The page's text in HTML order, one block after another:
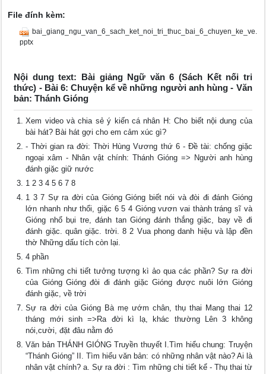
File đính kèm:
bai_giang_ngu_van_6_sach_ket_noi_tri_thuc_bai_6_chuyen_ke_ve.
pptx
Nội dung text: Bài giảng Ngữ văn 6 (Sách Kết nối tri
thức) - Bài 6: Chuyện kể về những người anh hùng - Văn
bản: Thánh Gióng
Xem video và chia sẻ ý kiến cá nhân H: Cho biết nội dung của
bài hát? Bài hát gợi cho em cảm xúc gì?
- Thời gian ra đời: Thời Hùng Vương thứ 6 - Đề tài: chống giặc
ngoại xâm - Nhân vật chính: Thánh Gióng => Người anh hùng
đánh giặc giữ nước
1 2 3 4 5 6 7 8
1 3 7 Sự ra đời của Gióng Gióng biết nói và đòi đi đánh Gióng
lớn nhanh như thổi, giặc 6 5 4 Gióng vươn vai thành tráng sĩ và
Gióng nhổ bụi tre, đánh tan Gióng đánh thắng giặc, bay về đi
đánh giặc. quân giặc. trời. 8 2 Vua phong danh hiệu và lập đền
thờ Những dấu tích còn lại.
4 phần
Tìm những chi tiết tưởng tượng kì ảo qua các phần? Sự ra đời
của Gióng Gióng đòi đi đánh giặc Gióng được nuôi lớn Gióng
đánh giặc, về trời
Sự ra đời của Gióng Bà mẹ ướm chân, thụ thai Mang thai 12
tháng mới sinh =>Ra đời kì lạ, khác thường Lên 3 không
nói,cười, đặt đâu nằm đó
Văn bản THÁNH GIÓNG Truyền thuyết I.Tìm hiểu chung: Truyện
“Thánh Gióng” II. Tìm hiểu văn bản: có những nhân vật nào? Ai là
nhân vật chính? a. Sự ra đời : Tìm những chi tiết kể - Thụ thai từ